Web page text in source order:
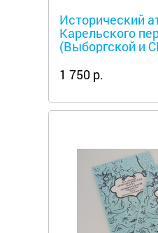
Исторический
Карельского
(Выборгской и
1 750 р.